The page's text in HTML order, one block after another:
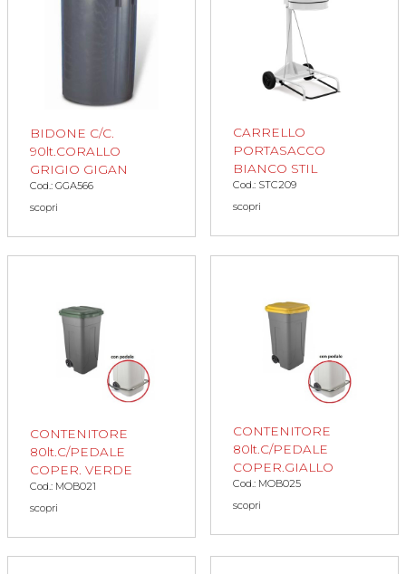
BIDONE C/C.
90lt.CORALLO
GRIGIO GIGAN
Cod.: GGA566
scopri
CARRELLO
PORTASACCO
BIANCO STIL
Cod.: STC209
scopri
CONTENITORE
80lt.C/PEDALE
COPER. VERDE
Cod.: MOB021
scopri
CONTENITORE
80lt.C/PEDALE
COPER.GIALLO
Cod.: MOB025
scopri